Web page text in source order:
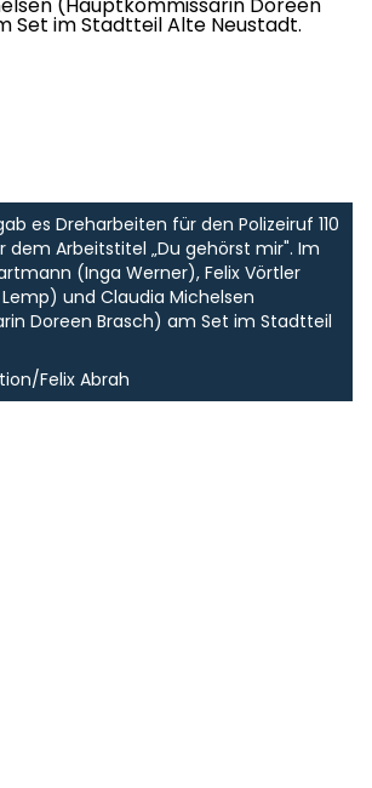
es Dreharbeiten für den Polizeiruf 110
dem Arbeitstitel „Du gehörst mir". Im
(Inga Werner), Felix Vörtler
und Claudia Michelsen
Doreen Brasch) am Set im Stadtteil
Felix Abrah